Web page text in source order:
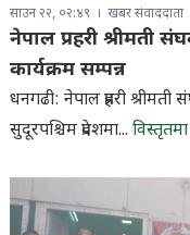
साउन २२, ०२:४९ खबर संवाददाता
नेपाल प्रहरी श्रीमती
कार्यक्रम सम्पन्न
धनगढी: नेपाल प्रहरी
सुदूरपश्चिम प्रदेशमा... विस्तृतमा